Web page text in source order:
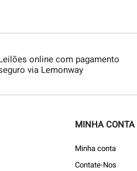
online com pagamento
via Lemonway
MINHA CONTA
Minha conta
Contate-Nos